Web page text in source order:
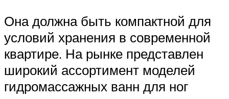
Она должна быть компактной для
условий хранения в современной
квартире. На рынке представлен
широкий ассортимент моделей
гидромассажных ванн для ног